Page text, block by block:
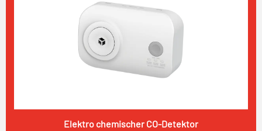
Elektro chemischer CO-Detektor